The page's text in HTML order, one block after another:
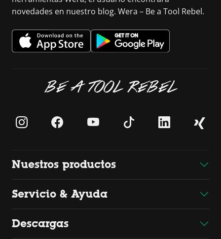
novedades en nuestro blog. Wera – Be a Tool Rebel.
BE A TOOL REBEL
Nuestros productos
Servicio & Ayuda
Descargas